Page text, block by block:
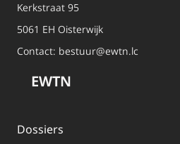
Kerkstraat 95
5061 EH Oisterwijk
Contact: bestuur@ewtn.lc
EWTN
Dossiers